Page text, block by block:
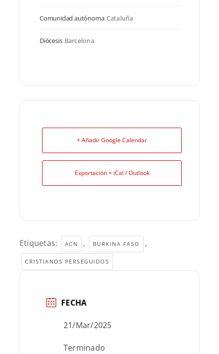
Comunidad autónoma Cataluña
Diócesis Barcelona
+ Añadir Google Calendar
Exportación + iCal / Outlook
Etiquetas: ACN , BURKINA FASO ,
CRISTIANOS PERSEGUIDOS
FECHA
21/Mar/2025
Terminado